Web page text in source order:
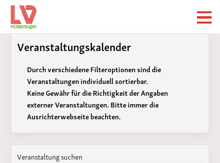
Veranstaltungskalender
Durch verschiedene Filteroptionen sind die
Veranstaltungen individuell sortierbar.
Keine Gewähr für die Richtigkeit der Angaben
externer Veranstaltungen. Bitte immer die
Ausrichterwebseite beachten.
Veranstaltung suchen